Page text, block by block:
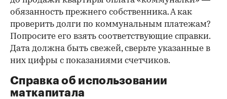
обязанность прежнего собственника. А как
проверить долги по коммунальным платежам?
Попросите его взять соответствующие справки.
Дата должна быть свежей, сверьте указанные в
них цифры с показаниями счетчиков.
Справка об использовании
маткапитала